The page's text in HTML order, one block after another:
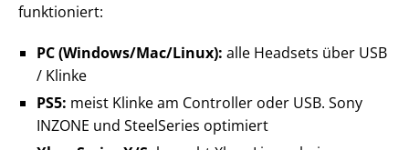
funktioniert:
PC (Windows/Mac/Linux): alle Headsets über USB
/ Klinke
PS5: meist Klinke am Controller oder USB. Sony
INZONE und SteelSeries optimiert